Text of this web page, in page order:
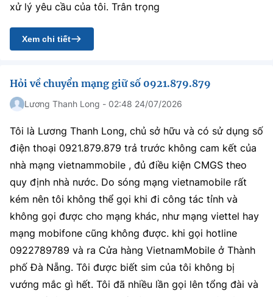
xử lý yêu cầu của tôi. Trân trọng
Xem chi tiết
Hỏi về chuyển mạng giữ số 0921.879.879
Lương Thanh Long - 02:48 24/07/2026
Tôi là Lương Thanh Long, chủ sở hữu và có sử dụng số
điện thoại 0921.879.879 trả trước không cam kết của
nhà mạng vietnammobile , đủ điều kiện CMGS theo
quy định nhà nước. Do sóng mạng vietnamobile rất
kém nên tôi không thể gọi khi đi công tác tỉnh và
không gọi được cho mạng khác, như mạng viettel hay
mạng mobifone cũng không được. khi gọi hotline
0922789789 và ra Cửa hàng VietnamMobile ở Thành
phố Đà Nẵng. Tôi được biết sim của tôi không bị
vướng mắc gì hết. Tôi đã nhiều lần gọi lên tổng đài và